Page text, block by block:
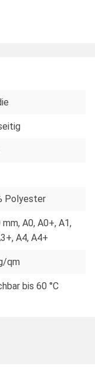
Polyester
mm, A0, A0+, A1,
, A4, A4+
qm
bis 60 °C